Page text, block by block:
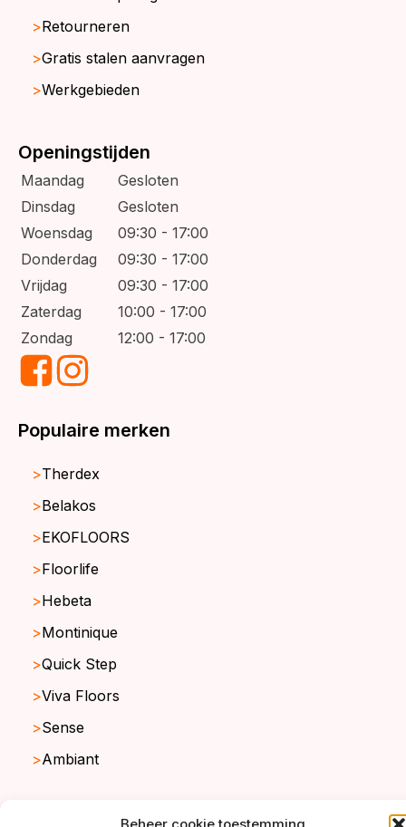
Retourneren
Gratis stalen aanvragen
Werkgebieden
Openingstijden
Maandag
Gesloten
Dinsdag
Gesloten
Woensdag
09:30 - 17:00
Donderdag
09:30 - 17:00
Vrijdag
09:30 - 17:00
Zaterdag
10:00 - 17:00
Zondag
12:00 - 17:00
Populaire merken
Therdex
Belakos
EKOFLOORS
Floorlife
Hebeta
Montinique
Quick Step
Viva Floors
Sense
Ambiant